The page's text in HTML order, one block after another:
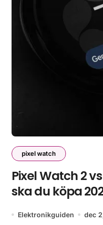
pixel watch
Pixel Watch 2
ska du köpa
Elektronikguiden dec